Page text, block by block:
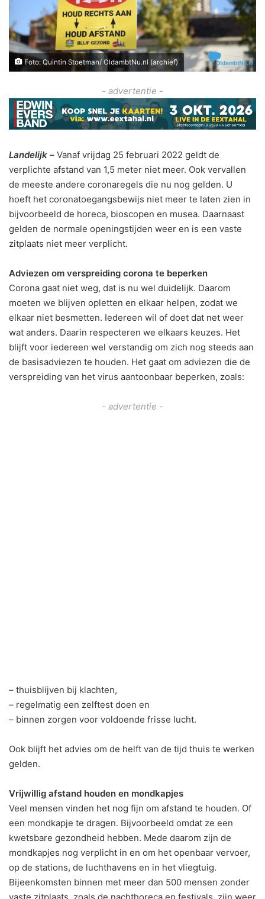
Foto: Quintin Stoetman/ OldambtNu.nl (archief)
- advertentie -
Landelijk – Vanaf vrijdag 25 februari 2022 geldt de
verplichte afstand van 1,5 meter niet meer. Ook vervallen
de meeste andere coronaregels die nu nog gelden. U
hoeft het coronatoegangsbewijs niet meer te laten zien in
bijvoorbeeld de horeca, bioscopen en musea. Daarnaast
gelden de normale openingstijden weer en is een vaste
zitplaats niet meer verplicht.
Adviezen om verspreiding corona te beperken
Corona gaat niet weg, dat is nu wel duidelijk. Daarom
moeten we blijven opletten en elkaar helpen, zodat we
elkaar niet besmetten. Iedereen wil of doet dat net weer
wat anders. Daarin respecteren we elkaars keuzes. Het
blijft voor iedereen wel verstandig om zich nog steeds aan
de basisadviezen te houden. Het gaat om adviezen die de
verspreiding van het virus aantoonbaar beperken, zoals:
- advertentie -
– thuisblijven bij klachten,
– regelmatig een zelftest doen en
– binnen zorgen voor voldoende frisse lucht.
Ook blijft het advies om de helft van de tijd thuis te werken
gelden.
Vrijwillig afstand houden en mondkapjes
Veel mensen vinden het nog fijn om afstand te houden. Of
een mondkapje te dragen. Bijvoorbeeld omdat ze een
kwetsbare gezondheid hebben. Mede daarom zijn de
mondkapjes nog verplicht in en om het openbaar vervoer,
op de stations, de luchthavens en in het vliegtuig.
Bijeenkomsten binnen met meer dan 500 mensen zonder